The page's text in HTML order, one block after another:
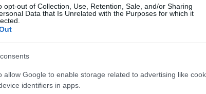
opt-out of Collection, Use, Retention, Sale, and/or Sharing
Data that Is Unrelated with the Purposes for which it
allow Google to enable storage related to advertising like
identifiers in apps.
recomendable.
si está acertado en los duelos ganados,
lleva una media de 5,7 duelos ganados (con
por encuentro, y su promedio de puntos es